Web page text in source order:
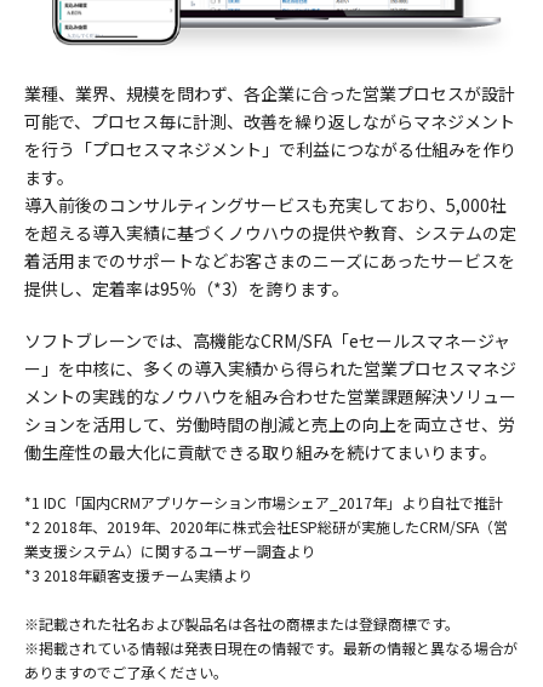
業種、業界、規模を問わず、各企業に合った営業プロセスが設計
可能で、プロセス毎に計測、改善を繰り返しながらマネジメント
を行う「プロセスマネジメント」で利益につながる仕組みを作り
ます。
導入前後のコンサルティングサービスも充実しており、5,000社
を超える導入実績に基づくノウハウの提供や教育、システムの定
着活用までのサポートなどお客さまのニーズにあったサービスを
提供し、定着率は95％（*3）を誇ります。
ソフトブレーンでは、高機能なCRM/SFA「eセールスマネージャ
ー」を中核に、多くの導入実績から得られた営業プロセスマネジ
メントの実践的なノウハウを組み合わせた営業課題解決ソリュー
ションを活用して、労働時間の削減と売上の向上を両立させ、労
働生産性の最大化に貢献できる取り組みを続けてまいります。
*1 IDC「国内CRMアプリケーション市場シェア_2017年」より自社で推計
*2 2018年、2019年、2020年に株式会社ESP総研が実施したCRM/SFA（営
業支援システム）に関するユーザー調査より
*3 2018年顧客支援チーム実績より
※記載された社名および製品名は各社の商標または登録商標です。
※掲載されている情報は発表日現在の情報です。最新の情報と異なる場合が
ありますのでご了承ください。